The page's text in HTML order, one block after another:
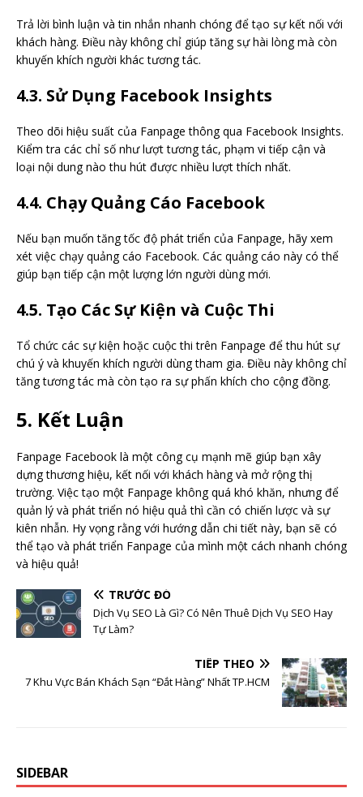
Trả lời bình luận và tin nhắn nhanh chóng để tạo sự kết nối với
khách hàng. Điều này không chỉ giúp tăng sự hài lòng mà còn
khuyến khích người khác tương tác.
4.3. Sử Dụng Facebook Insights
Theo dõi hiệu suất của Fanpage thông qua Facebook Insights.
Kiểm tra các chỉ số như lượt tương tác, phạm vi tiếp cận và
loại nội dung nào thu hút được nhiều lượt thích nhất.
4.4. Chạy Quảng Cáo Facebook
Nếu bạn muốn tăng tốc độ phát triển của Fanpage, hãy xem
xét việc chạy quảng cáo Facebook. Các quảng cáo này có thể
giúp bạn tiếp cận một lượng lớn người dùng mới.
4.5. Tạo Các Sự Kiện và Cuộc Thi
Tổ chức các sự kiện hoặc cuộc thi trên Fanpage để thu hút sự
chú ý và khuyến khích người dùng tham gia. Điều này không chỉ
tăng tương tác mà còn tạo ra sự phấn khích cho cộng đồng.
5. Kết Luận
Fanpage Facebook là một công cụ mạnh mẽ giúp bạn xây
dựng thương hiệu, kết nối với khách hàng và mở rộng thị
trường. Việc tạo một Fanpage không quá khó khăn, nhưng để
quản lý và phát triển nó hiệu quả thì cần có chiến lược và sự
kiên nhẫn. Hy vọng rằng với hướng dẫn chi tiết này, bạn sẽ có
thể tạo và phát triển Fanpage của mình một cách nhanh chóng
và hiệu quả!
TRƯỚC ĐÓ
Dịch Vụ SEO Là Gì? Có Nên Thuê Dịch Vụ SEO Hay
Tự Làm?
TIẾP THEO
7 Khu Vực Bán Khách Sạn “Đắt Hàng” Nhất TP.HCM
SIDEBAR